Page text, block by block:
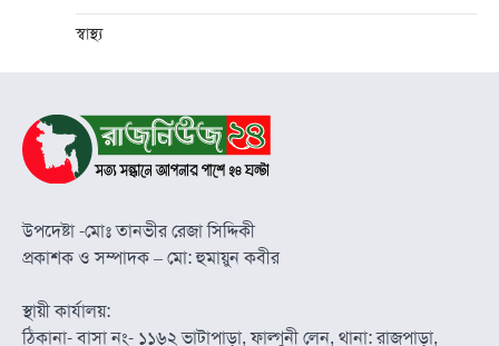
স্বাস্থ্য
উপদেষ্টা -মোঃ তানভীর রেজা সিদ্দিকী
প্রকাশক ও সম্পাদক – মো: হুমায়ুন কবীর
স্থায়ী কার্যালয়:
ঠিকানা- বাসা নং- ১১৬২ ভাটাপাড়া, ফাল্গুনী লেন, থানা: রাজপাড়া,